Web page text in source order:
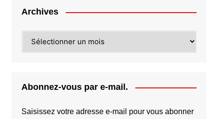
Archives
Abonnez-vous par e-mail.
Saisissez votre adresse e-mail pour vous abonner